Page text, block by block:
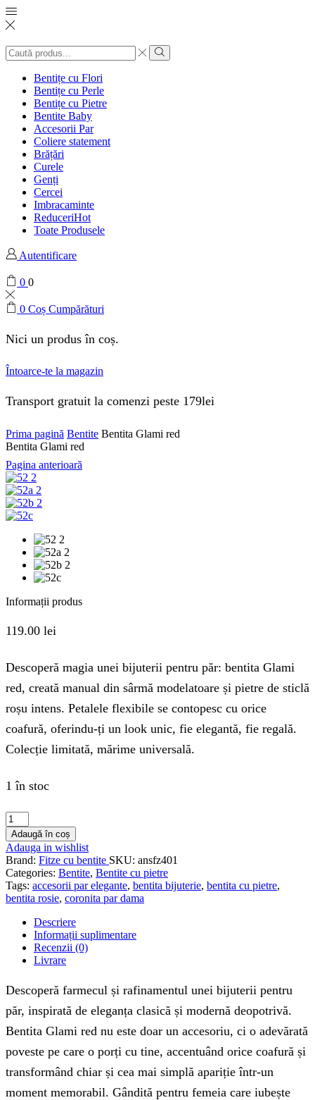
Bentițe cu Flori
Bentițe cu Perle
Bentițe cu Pietre
Bentite Baby
Accesorii Par
Coliere statement
Brățări
Curele
Genți
Cercei
Imbracaminte
ReduceriHot
Toate Produsele
Autentificare
0 0
0 Coș Cumpărături
Nici un produs în coș.
Întoarce-te la magazin
Transport gratuit la comenzi peste 179lei
Prima pagină Bentite Bentita Glami red
Bentita Glami red
Pagina anterioară
Informații produs
119.00 lei
Descoperă magia unei bijuterii pentru păr: bentita Glami
red, creată manual din sârmă modelatoare și pietre de sticlă
roșu intens. Petalele flexibile se contopesc cu orice
coafură, oferindu-ți un look unic, fie elegantă, fie regală.
Colecție limitată, mărime universală.
1 în stoc
Adaugă în coș
Adauga in wishlist
Brand: Fitze cu bentite SKU: ansfz401
Categories: Bentite, Bentite cu pietre
Tags: accesorii par elegante, bentita bijuterie, bentita cu pietre,
bentita rosie, coronita par dama
Descriere
Informații suplimentare
Recenzii (0)
Livrare
Descoperă farmecul și rafinamentul unei bijuterii pentru
păr, inspirată de eleganța clasică și modernă deopotrivă.
Bentita Glami red nu este doar un accesoriu, ci o adevărată
poveste pe care o porți cu tine, accentuând orice coafură și
transformând chiar și cea mai simplă apariție într-un
moment memorabil. Gândită pentru femeia care iubește